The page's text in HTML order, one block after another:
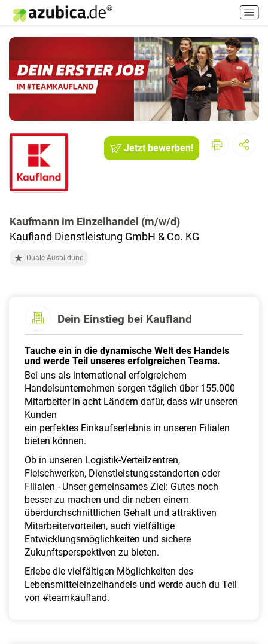
H
a
u
p
t
m
e
n
ü
i
Jetzt bewerben!
Kaufmann im Einzelhandel (m/w/d)
Kaufland Dienstleistung GmbH & Co. KG
Duale Ausbildung
Dein Einstieg bei Kaufland
Tauche ein in die dynamische Welt des Handels
und werde Teil unseres erfolgreichen Teams.
Bei uns als international erfolgreichem
Handelsunternehmen sorgen täglich über 155.000
Mitarbeiter in acht Ländern dafür, dass wir unseren
Kunden
ein perfektes Einkaufserlebnis in unseren Filialen
bieten können.
Ob in unseren Logistik-Verteilzentren,
Fleischwerken, Dienstleistungsstandorten oder
Filialen - Unser gemeinsames Ziel: Gutes noch
besser zu machen und dir neben einem
überdurchschnittlichen Gehalt und attraktiven
Mitarbeitervorteilen, auch vielfältige
Entwicklungsmöglichkeiten und sichere
Zukunftsperspektiven zu bieten.
Erlebe die vielfältigen Möglichkeiten des
Lebensmitteleinzelhandels und werde auch du Teil
von #teamkaufland.